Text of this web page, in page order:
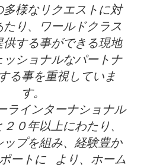
多様なリクエストに対
たり、ワールドクラス
供する事ができる現地
ッショナルなパートナ
る事を重視していま
す。
ラインターナショナル
０年以上にわたり、
ップを組み、経験豊か
ートに より、ホーム